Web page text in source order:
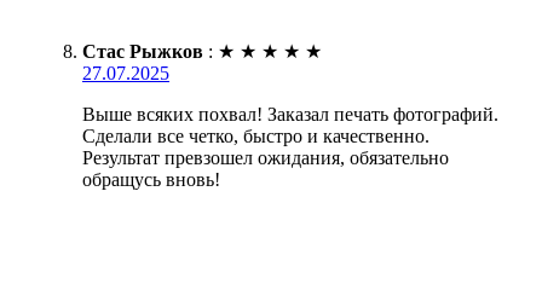
Стас Рыжков : ★ ★ ★ ★ ★
27.07.2025
Выше всяких похвал! Заказал печать фотографий.
Сделали все четко, быстро и качественно.
Результат превзошел ожидания, обязательно
обращусь вновь!